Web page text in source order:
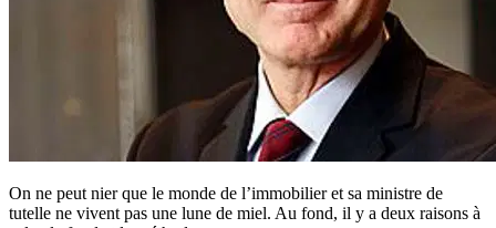
On ne peut nier que le monde de l’immobilier et sa ministre de
tutelle ne vivent pas une lune de miel. Au fond, il y a deux raisons à